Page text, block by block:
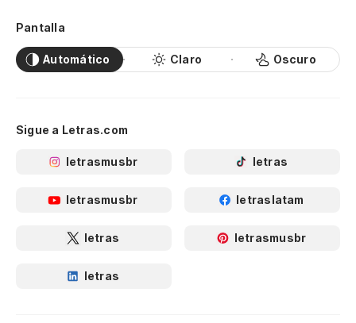
Pantalla
Automático Claro Oscuro
Sigue a Letras.com
letrasmusbr letras
letrasmusbr letraslatam
letras letrasmusbr
letras